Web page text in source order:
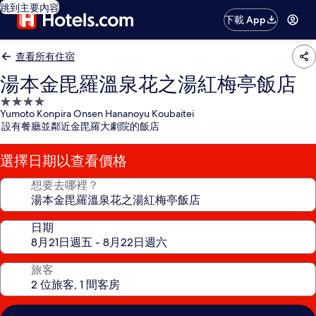
跳到主要內容
下載 App
查看所有住宿
湯本金毘羅溫泉花之湯紅梅亭飯店
4.0
星
級
住
宿
Yumoto Konpira Onsen Hananoyu Koubaitei
設有餐廳並鄰近金毘羅大劇院的飯店
選擇日期以查看價格
想要去哪裡？
日期
旅客